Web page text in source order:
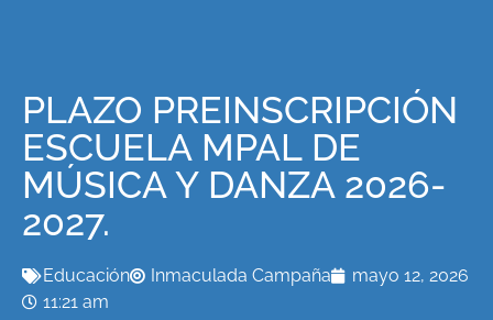
PLAZO PREINSCRIPCIÓN
ESCUELA MPAL DE
MÚSICA Y DANZA 2026-
2027.
Educación Inmaculada Campaña
mayo 12, 2026
11:21 am